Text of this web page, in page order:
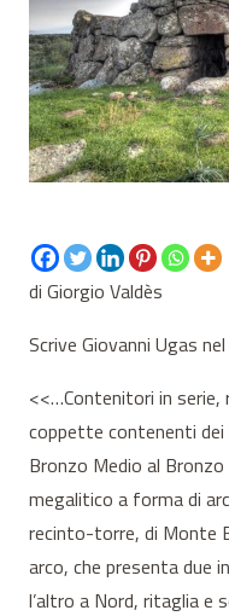
di Giorgio Valdès
Scrive Giovanni Ugas
<<…Contenitori in
coppette contenenti
Bronzo Medio al
megalitico a forma di
recinto-torre, di Monte
arco, che presenta due
l’altro a Nord, ritaglia e